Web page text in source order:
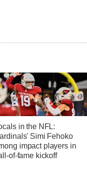
in the NFL:
Simi Fehoko
impact players in
of-fame kickoff